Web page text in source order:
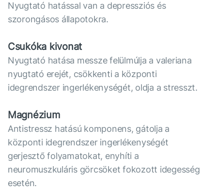
Nyugtató hatással van a depressziós és
szorongásos állapotokra.
Csukóka kivonat
Nyugtató hatása messze felülmúlja a valeriana
nyugtató erejét, csökkenti a központi
idegrendszer ingerlékenységét, oldja a stresszt.
Magnézium
Antistressz hatású komponens, gátolja a
központi idegrendszer ingerlékenységét
gerjesztő folyamatokat, enyhíti a
neuromuszkuláris görcsöket fokozott idegesség
esetén.